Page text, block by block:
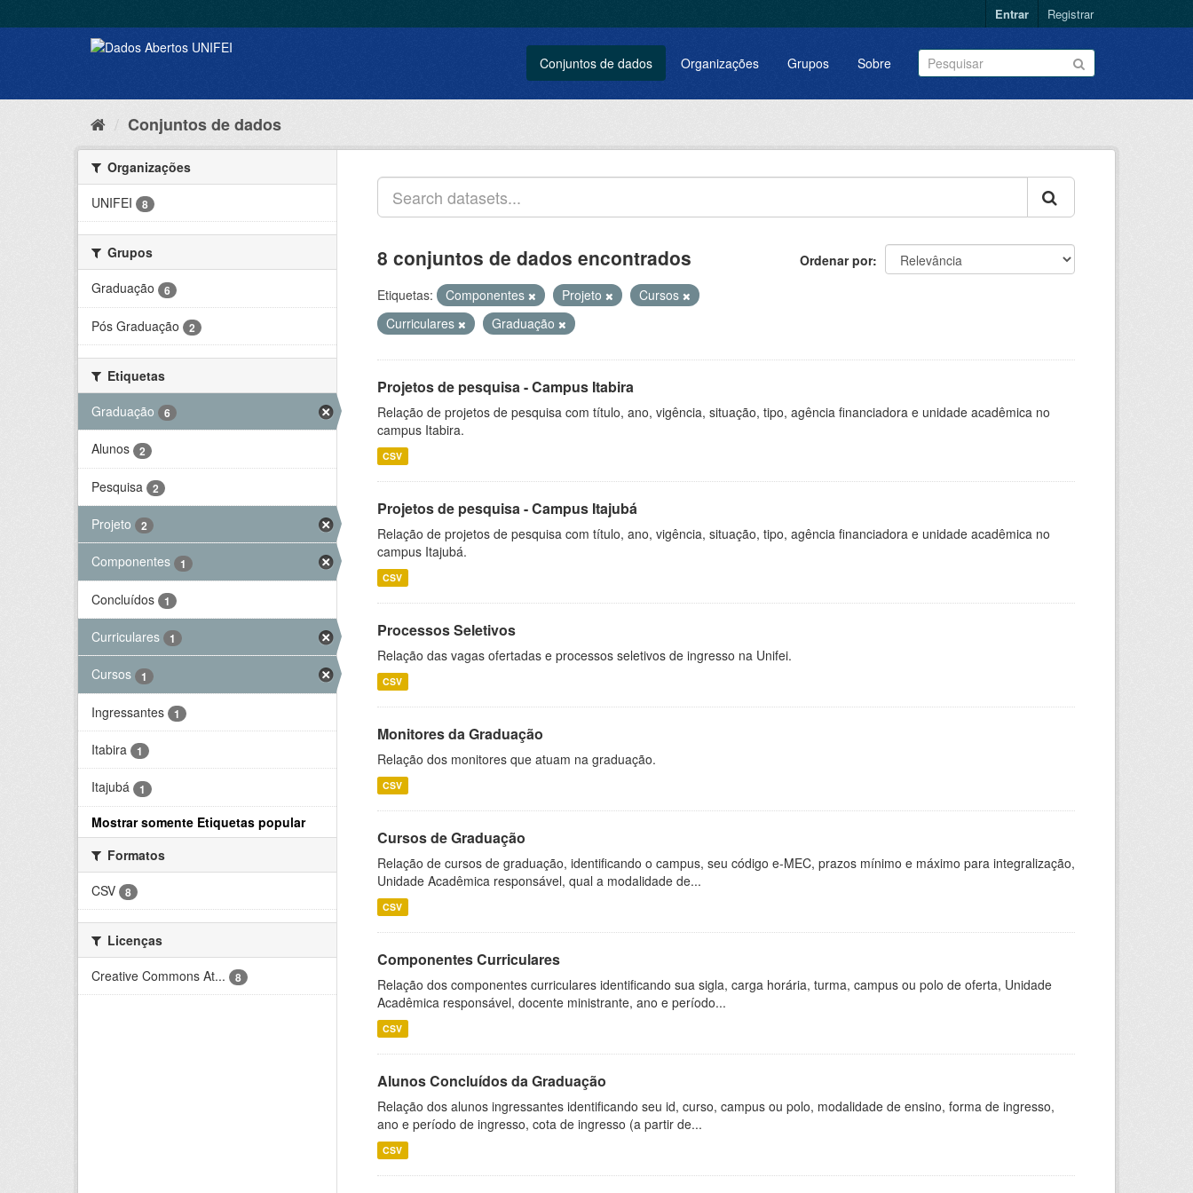
Entrar Registrar
Conjuntos de dados Organizações Grupos Sobre
Conjuntos de dados
Organizações
UNIFEI
8
Grupos
Graduação
6
Pós Graduação 2
Etiquetas
Graduação
6
Alunos 2
Pesquisa 2
Projeto 2
Componentes 1
Concluídos 1
Curriculares 1
Cursos 1
Ingressantes 1
Itabira 1
Itajubá 1
Mostrar somente Etiquetas popular
Formatos
CSV
8
Licenças
Creative Commons At...
8
Ordenar por
8 conjuntos de dados encontrados
Etiquetas: Componentes Projeto
Cursos
Curriculares
Graduação
Projetos de pesquisa - Campus Itabira
Relação de projetos de pesquisa com título, ano, vigência, situação, tipo, agência financiadora e unidade acadêmica no
campus Itabira.
CSV
Projetos de pesquisa - Campus Itajubá
Relação de projetos de pesquisa com título, ano, vigência, situação, tipo, agência financiadora e unidade acadêmica no
campus Itajubá.
CSV
Processos Seletivos
Relação das vagas ofertadas e processos seletivos de ingresso na Unifei.
CSV
Monitores da Graduação
Relação dos monitores que atuam na graduação.
CSV
Cursos de Graduação
Relação de cursos de graduação, identificando o campus, seu código e-MEC, prazos mínimo e máximo para integralização,
Unidade Acadêmica responsável, qual a modalidade de...
CSV
Componentes Curriculares
Relação dos componentes curriculares identificando sua sigla, carga horária, turma, campus ou polo de oferta, Unidade
Acadêmica responsável, docente ministrante, ano e período...
CSV
Alunos Concluídos da Graduação
Relação dos alunos ingressantes identificando seu id, curso, campus ou polo, modalidade de ensino, forma de ingresso,
ano e período de ingresso, cota de ingresso (a partir de...
CSV